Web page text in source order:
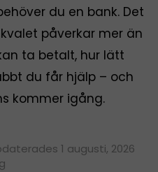
du en bank. Det
påverkar mer än
ta betalt, hur lätt
du får hjälp – och
kommer igång.
1 augusti, 2026